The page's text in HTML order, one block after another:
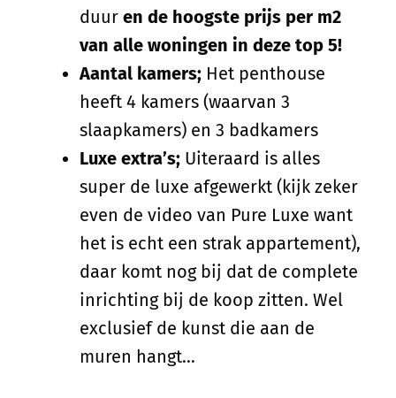
duur en de hoogste prijs per m2
van alle woningen in deze top 5!
Aantal kamers; Het penthouse
heeft 4 kamers (waarvan 3
slaapkamers) en 3 badkamers
Luxe extra’s; Uiteraard is alles
super de luxe afgewerkt (kijk zeker
even de video van Pure Luxe want
het is echt een strak appartement),
daar komt nog bij dat de complete
inrichting bij de koop zitten. Wel
exclusief de kunst die aan de
muren hangt…